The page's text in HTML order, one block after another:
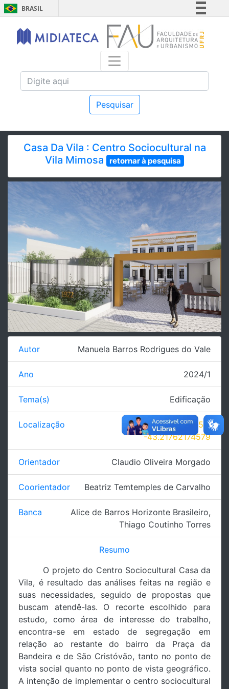
BRASIL
Simplifique!
Comunica BR
Acesso à informação
Pesquisar
Casa Da Vila : Centro Sociocultural na
Vila Mimosa
retornar à pesquisa
Autor Manuela Barros Rodrigues do Vale
Ano 2024/1
Tema(s) Edificação
Localização
-22.908284814555,
-43.21762174579
Orientador Claudio Oliveira Morgado
Coorientador Beatriz Temtemples de Carvalho
Banca Alice de Barros Horizonte Brasileiro,
Thiago Coutinho Torres
Resumo
O projeto do Centro Sociocultural Casa da
Vila, é resultado das análises feitas na região e
suas necessidades, seguido de propostas que
buscam atendê-las. O recorte escolhido para
estudo, como área de interesse do trabalho,
encontra-se em estado de segregação em
relação ao restante do bairro da Praça da
Bandeira e de São Cristóvão, tanto no ponto de
vista social quanto no ponto de vista geográfico.
A intenção de implementar o centro sociocultural